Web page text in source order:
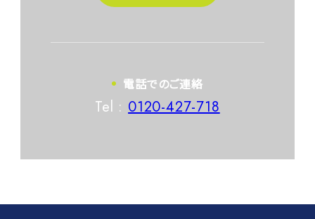
電話でのご連絡
Tel :0120-427-718